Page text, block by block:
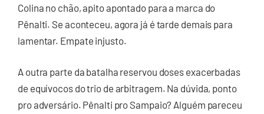
Colina no chão, apito apontado para a marca do
Pênalti. Se aconteceu, agora já é tarde demais para
lamentar. Empate injusto.
A outra parte da batalha reservou doses exacerbadas
de equívocos do trio de arbitragem. Na dúvida, ponto
pro adversário. Pênalti pro Sampaio? Alguém pareceu